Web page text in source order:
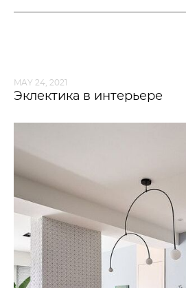
Эклектика в интерьере
MAY 24, 2021